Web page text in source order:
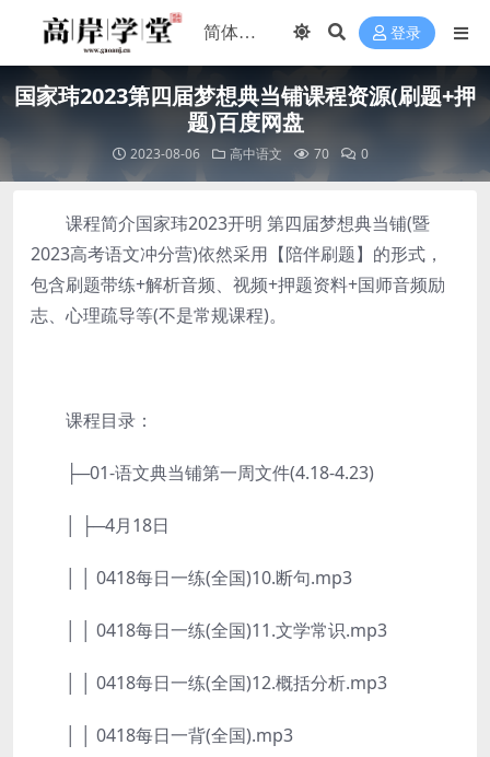
登录
国家玮2023第四届梦想典当铺课程资源(刷题+押
题)百度网盘
2023-08-06 高中语文 70 0
课程简介国家玮2023开明 第四届梦想典当铺(暨
2023高考语文冲分营)依然采用【陪伴刷题】的形式，
包含刷题带练+解析音频、视频+押题资料+国师音频励
志、心理疏导等(不是常规课程)。
课程目录：
├─01-语文典当铺第一周文件(4.18-4.23)
│ ├─4月18日
│ │ 0418每日一练(全国)10.断句.mp3
│ │ 0418每日一练(全国)11.文学常识.mp3
│ │ 0418每日一练(全国)12.概括分析.mp3
│ │ 0418每日一背(全国).mp3